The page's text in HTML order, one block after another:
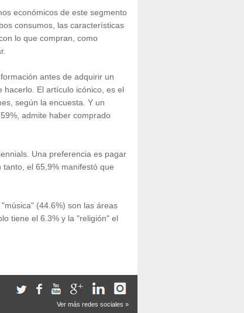
económicos de este segmento
consumos, las características
lo que compran, como
antes de adquirir un
hacerlo. El artículo icónico, es el
según la encuesta. Y un
admite haber comprado
Una preferencia es pagar
el 65,9% manifestó que
(44.6%) son las áreas
tiene el 6.3% y la "religión" el
Ver más redes sociales »